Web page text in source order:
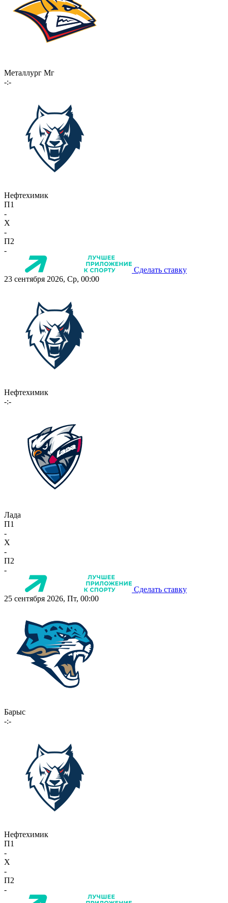
Металлург Мг
-:-
Нефтехимик
П1
-
X
-
П2
-
Сделать ставку
23 сентября 2026, Ср, 00:00
Нефтехимик
-:-
Лада
П1
-
X
-
П2
-
Сделать ставку
25 сентября 2026, Пт, 00:00
Барыс
-:-
Нефтехимик
П1
-
X
-
П2
-